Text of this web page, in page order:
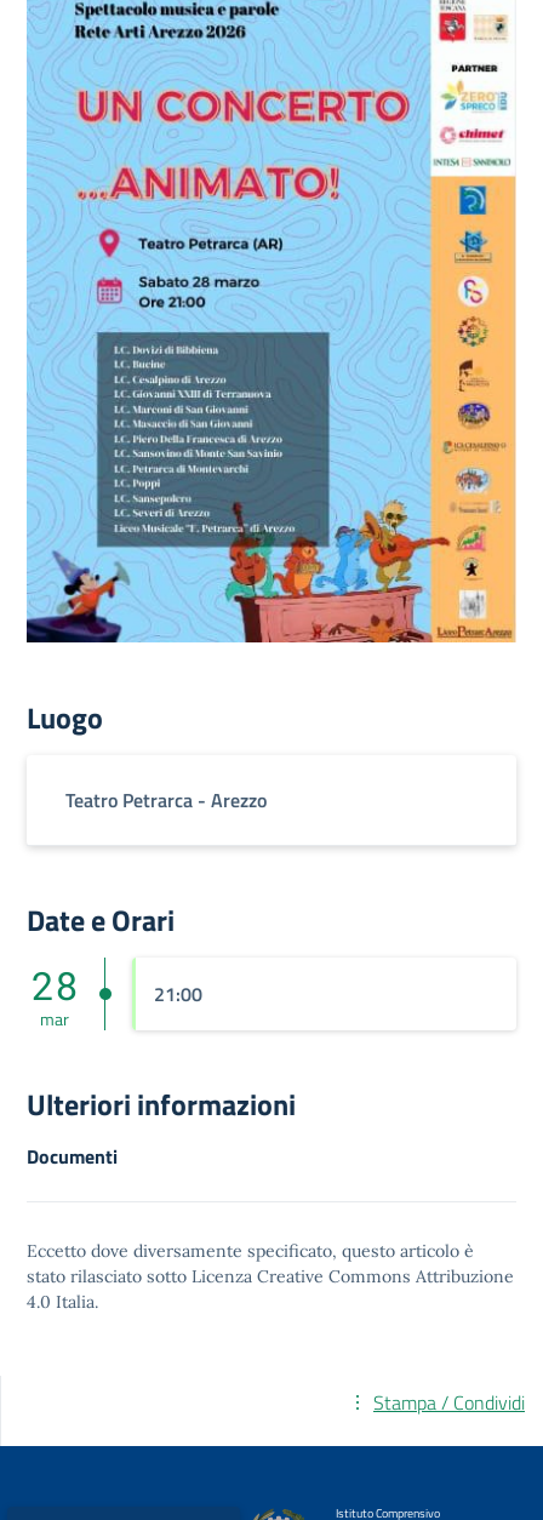
Luogo
Teatro Petrarca - Arezzo
Date e Orari
28
mar
21:00
Ulteriori informazioni
Documenti
Eccetto dove diversamente specificato, questo articolo è
stato rilasciato sotto Licenza Creative Commons Attribuzione
4.0 Italia.
Stampa / Condividi
Istituto Comprensivo